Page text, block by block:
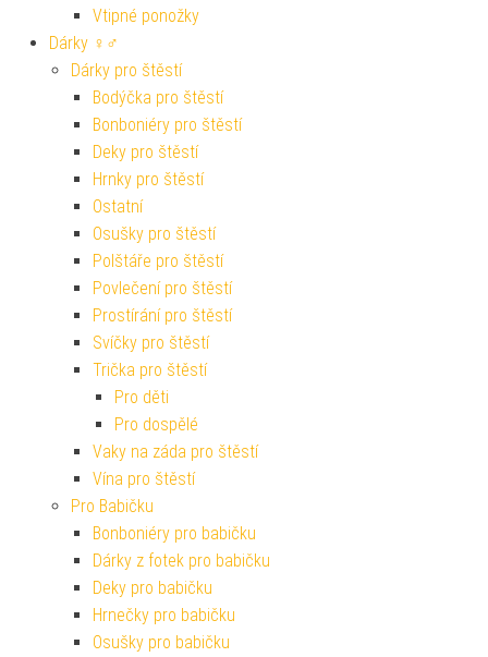
Vtipné ponožky
Dárky ♀♂
Dárky pro štěstí
Bodýčka pro štěstí
Bonboniéry pro štěstí
Deky pro štěstí
Hrnky pro štěstí
Ostatní
Osušky pro štěstí
Polštáře pro štěstí
Povlečení pro štěstí
Prostírání pro štěstí
Svíčky pro štěstí
Trička pro štěstí
Pro děti
Pro dospělé
Vaky na záda pro štěstí
Vína pro štěstí
Pro Babičku
Bonboniéry pro babičku
Dárky z fotek pro babičku
Deky pro babičku
Hrnečky pro babičku
Osušky pro babičku